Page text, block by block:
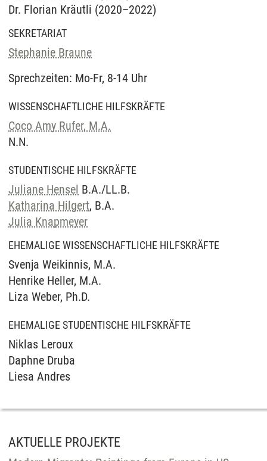
Dr. Florian Kräutli (2020–2022)
SEKRETARIAT
Stephanie Braune
Sprechzeiten: Mo-Fr, 8-14 Uhr
WISSENSCHAFTLICHE HILFSKRÄFTE
Coco Amy Rufer, M.A.
N.N.
STUDENTISCHE HILFSKRÄFTE
Juliane Hensel B.A./LL.B.
Katharina Hilgert, B.A.
Julia Knapmeyer
EHEMALIGE WISSENSCHAFTLICHE HILFSKRÄFTE
Svenja Weikinnis, M.A.
Henrike Heller, M.A.
Liza Weber, Ph.D.
EHEMALIGE STUDENTISCHE HILFSKRÄFTE
Niklas Leroux
Daphne Druba
Liesa Andres
AKTUELLE PROJEKTE